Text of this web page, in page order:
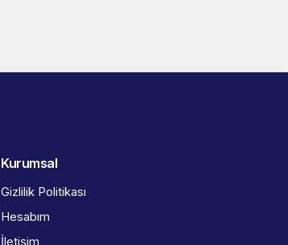
Kurumsal
Gizlilik Politikası
Hesabım
İletişim